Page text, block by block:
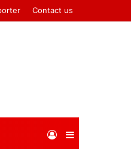
Contact us
Sidebar
Log